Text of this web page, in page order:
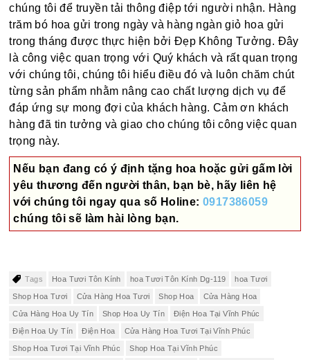
chúng tôi để truyền tải thông điệp tới người nhận. Hàng
trăm bó hoa gửi trong ngày và hàng ngàn giỏ hoa gửi
trong tháng được thực hiện bởi Đẹp Không Tưởng. Đây
là công việc quan trọng với Quý khách và rất quan trọng
với chúng tôi, chúng tôi hiểu điều đó và luôn chăm chút
từng sản phẩm nhằm nâng cao chất lượng dịch vụ để
đáp ứng sự mong đợi của khách hàng. Cảm ơn khách
hàng đã tin tưởng và giao cho chúng tôi công việc quan
trọng này.
Nếu bạn đang có ý định tặng hoa hoặc gửi gấm lời
yêu thương đến người thân, bạn bè, hãy liên hệ
với chúng tôi ngay qua số Holine:0917386059
chúng tôi sẽ làm hài lòng bạn.
Tags Hoa Tươi Tôn Kính hoa Tươi Tôn Kính Dg-119 hoa Tươi
Shop Hoa Tươi Cửa Hàng Hoa Tươi Shop Hoa Cửa Hàng Hoa
Cửa Hàng Hoa Uy Tín Shop Hoa Uy Tín Điện Hoa Tại Vĩnh Phúc
Điện Hoa Uy Tín Điện Hoa Cửa Hàng Hoa Tươi Tại Vĩnh Phúc
Shop Hoa Tươi Tại Vĩnh Phúc Shop Hoa Tại Vĩnh Phúc